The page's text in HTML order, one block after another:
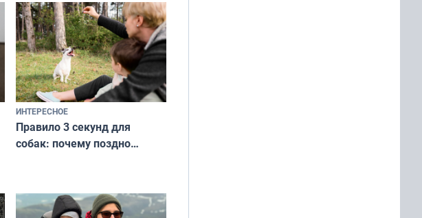
ИНТЕРЕСНОЕ
Правило 3 секунд для
собак: почему поздно
питомцу всё сразу и без
криков